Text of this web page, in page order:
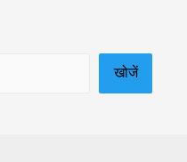
खोजें